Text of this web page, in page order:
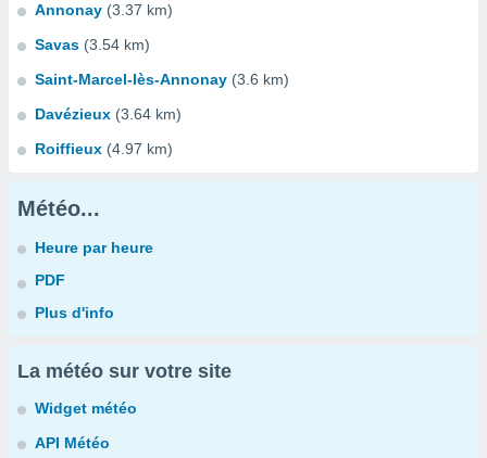
Annonay (3.37 km)
Savas (3.54 km)
Saint-Marcel-lès-Annonay (3.6 km)
Davézieux (3.64 km)
Roiffieux (4.97 km)
Météo...
Heure par heure
PDF
Plus d'info
La météo sur votre site
Widget météo
API Météo